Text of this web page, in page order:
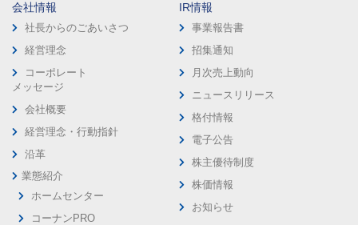
会社情報
社長からのごあいさつ
経営理念
コーポレート
メッセージ
会社概要
経営理念・行動指針
沿革
業態紹介
ホームセンター
コーナンPRO
IR情報
事業報告書
招集通知
月次売上動向
ニュースリリース
格付情報
電子公告
株主優待制度
株価情報
お知らせ